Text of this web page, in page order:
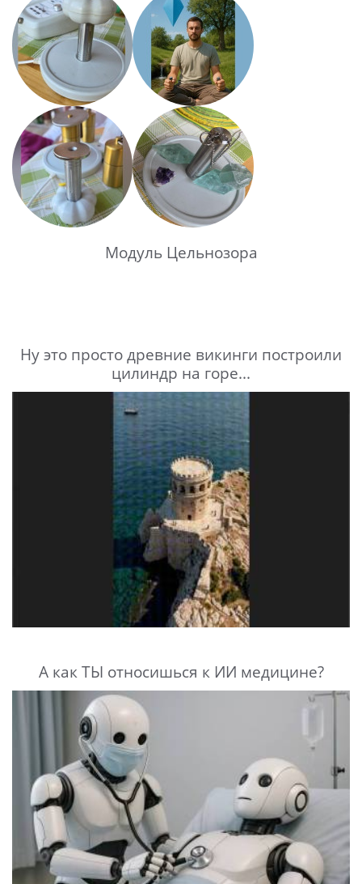
Модуль Цельнозора
Ну это просто древние викинги построили
цилиндр на горе...
А как ТЫ относишься к ИИ медицине?